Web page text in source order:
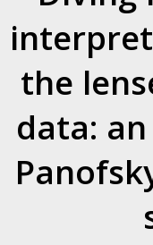
the
data: